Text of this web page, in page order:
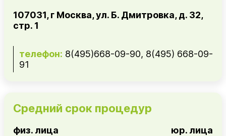
107031, г Москва, ул. Б. Дмитровка, д. 32,
стр. 1
телефон: 8(495)668-09-90, 8(495) 668-09-
91
Средний срок процедур
физ. лица
юр. лица